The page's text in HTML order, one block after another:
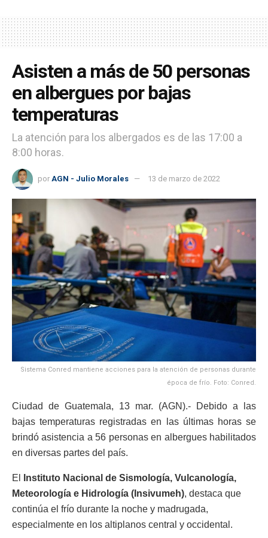
Asisten a más de 50 personas
en albergues por bajas
temperaturas
La atención para los albergados es de las 17:00 a
8:00 horas.
por AGN - Julio Morales 13 de marzo de 2022
Sistema Conred mantiene acciones para la atención de personas durante
época de frío. Foto: Conred.
Ciudad de Guatemala, 13 mar. (AGN).- Debido a las
bajas temperaturas registradas en las últimas horas se
brindó asistencia a 56 personas en albergues habilitados
en diversas partes del país.
El
nstituto Nacional de Sismología, Vulcanología,
Meteorología e Hidrología (Insivumeh), destaca que
continúa el frío durante la noche y madrugada,
especialmente en los altiplanos central y occidental.